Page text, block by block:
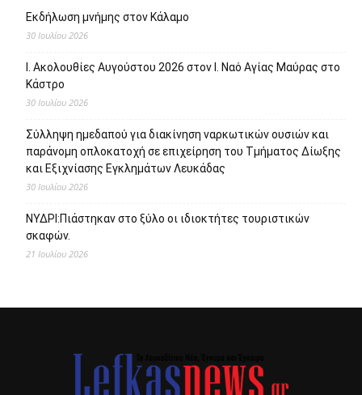
Εκδήλωση μνήμης στον Κάλαμο
30 Ιουλίου 2026
Ι. Ακολουθίες Αυγούστου 2026 στον Ι. Ναό Αγίας Μαύρας στο
Κάστρο
30 Ιουλίου 2026
Σύλληψη ημεδαπού για διακίνηση ναρκωτικών ουσιών και
παράνομη οπλοκατοχή σε επιχείρηση του Τμήματος Δίωξης
και Εξιχνίασης Εγκλημάτων Λευκάδας
30 Ιουλίου 2026
ΝΥΔΡΙ:Πιάστηκαν στο ξύλο οι ιδιοκτήτες τουριστικών
σκαφών.
21 Ιουλίου 2026